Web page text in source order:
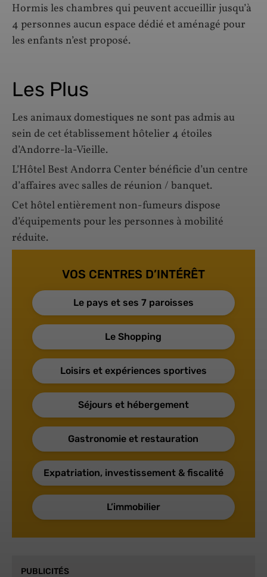
Hormis les chambres qui peuvent accueillir jusqu’à
4 personnes aucun espace dédié et aménagé pour
les enfants n’est proposé.
Les Plus
Les animaux domestiques ne sont pas admis au
sein de cet établissement hôtelier 4 étoiles
d’Andorre-la-Vieille.
L’Hôtel Best Andorra Center bénéficie d’un centre
d’affaires avec salles de réunion / banquet.
Cet hôtel entièrement non-fumeurs dispose
d’équipements pour les personnes à mobilité
réduite.
VOS CENTRES D’INTÉRÊT
Le pays et ses 7 paroisses
Le Shopping
Loisirs et expériences sportives
Séjours et hébergement
Gastronomie et restauration
Expatriation, investissement & fiscalité
L’immobilier
PUBLICITÉS